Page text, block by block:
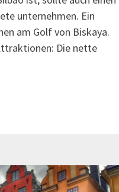
unternehmen. Ein
am Golf von Biskaya.
Die nette